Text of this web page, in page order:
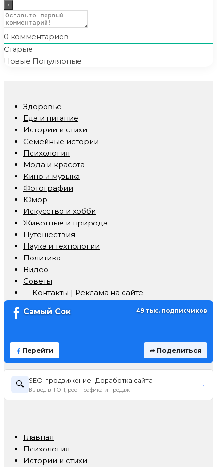
0 комментариев
Старые
Новые Популярные
Здоровье
Еда и питание
Истории и стихи
Семейные истории
Психология
Мода и красота
Кино и музыка
Фотографии
Юмор
Искусство и хобби
Животные и природа
Путешествия
Наука и технологии
Политика
Видео
Советы
— Контакты | Реклама на сайте
Самый Сок 49 тыс. подписчиков
Перейти ➦ Поделиться
🔍 SEO-продвижение | Доработка сайта
Вывод в ТОП, рост трафика и продаж
→
Главная
Психология
Истории и стихи